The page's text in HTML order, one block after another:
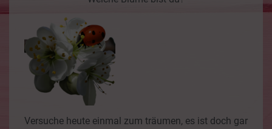
Versuche heute einmal zum träumen, es ist doch gar